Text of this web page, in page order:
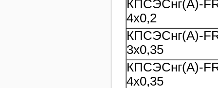
КПСЭСнг(A)-
4х0,2
КПСЭСнг(A)-
3х0,35
КПСЭСнг(A)-
4х0,35